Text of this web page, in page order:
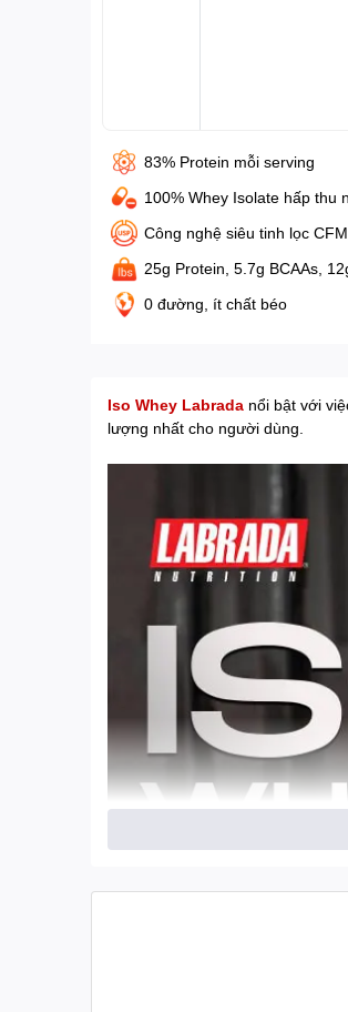
83% Protein mỗi serving
100% Whey Isolate hấp thu
Công nghệ siêu tinh lọc CFM
25g Protein, 5.7g BCAAs,
0 đường, ít chất béo
Iso Whey Labrada nổi bật với
lượng nhất cho người dùng.